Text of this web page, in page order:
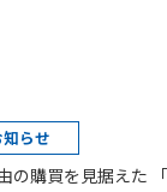
知らせ
の購買を見据えた